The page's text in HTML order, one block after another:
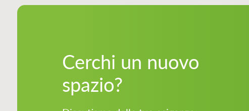
Cerchi un nuovo
spazio?